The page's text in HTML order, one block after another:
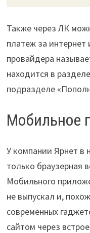
Также через ЛК
платеж за интернет
провайдера
находится в
подразделе
Мобильное
У компании Ярнет в
только браузерная
Мобильного
не выпускал и,
современных
сайтом через